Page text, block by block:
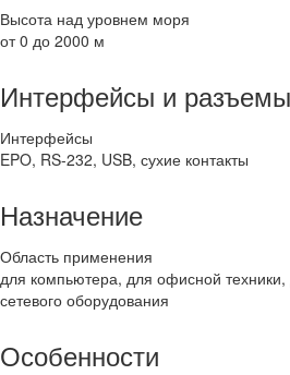
Высота над уровнем моря
от 0 до 2000 м
Интерфейсы и разъемы
Интерфейсы
EPO, RS-232, USB, сухие контакты
Назначение
Область применения
для компьютера, для офисной
сетевого оборудования
Особенности